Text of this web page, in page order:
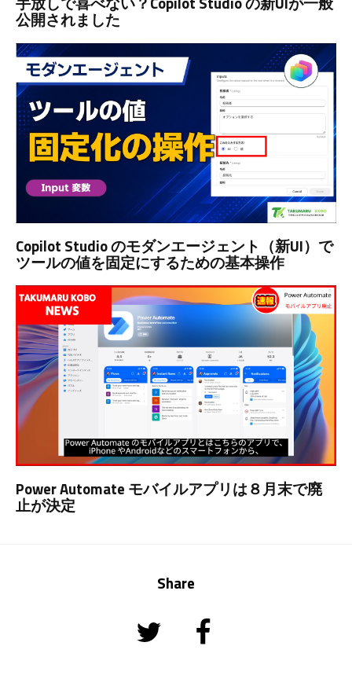
公開されました
Copilot Studio のモダンエージェント（新UI）で
ツールの値を固定にするための基本操作
Power Automate モバイルアプリは８月末で廃
止が決定
Share